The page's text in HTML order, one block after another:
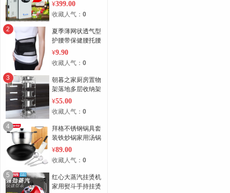
化消毒机家用
¥399.00
收藏人气： 0
2
夏季薄网状透气型
护腰带保健腰托腰
围带钢板家用
¥9.90
收藏人气： 0
3
朝暮之家厨房置物
架落地多层收纳架
放锅架子厨具用品
转角架 锅架
¥55.00
收藏人气： 0
4
拜格不锈钢锅具套
装铁炒锅家用汤锅
全套厨房厨具组合
¥89.00
收藏人气： 0
5
红心大蒸汽挂烫机
家用熨斗手持挂烫